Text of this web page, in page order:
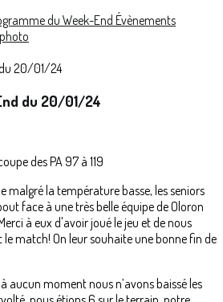
du Week-End Évènements
du 20/01/24
des PA 97 à 119
malgré la température basse, les seniors
face à une très belle équipe de Oloron
à eux d'avoir joué le jeu et de nous
match! On leur souhaite une bonne fin de
aucun moment nous n’avons baissé les